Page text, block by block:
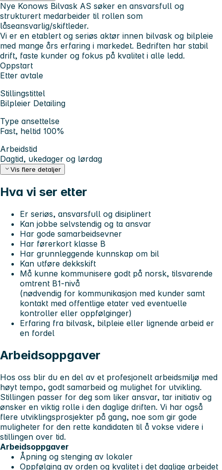
Nye Konows Bilvask AS søker en ansvarsfull og
strukturert medarbeider til rollen som
låseansvarlig/skiftleder.
Vi er en etablert og seriøs aktør innen bilvask og bilpleie
med mange års erfaring i markedet. Bedriften har stabil
drift, faste kunder og fokus på kvalitet i alle ledd.
Oppstart
Etter avtale
Stillingstittel
Bilpleier Detailing
Type ansettelse
Fast, heltid 100%
Arbeidstid
Dagtid, ukedager og lørdag
Vis flere detaljer
Hva vi ser etter
Er seriøs, ansvarsfull og disiplinert
Kan jobbe selvstendig og ta ansvar
Har gode samarbeidsevner
Har førerkort klasse B
Har grunnleggende kunnskap om bil
Kan utføre dekkskift
Må kunne kommunisere godt på norsk, tilsvarende
omtrent B1-nivå
(nødvendig for kommunikasjon med kunder samt
kontakt med offentlige etater ved eventuelle
kontroller eller oppfølginger)
Erfaring fra bilvask, bilpleie eller lignende arbeid er
en fordel
Arbeidsoppgaver
Hos oss blir du en del av et profesjonelt arbeidsmiljø med
høyt tempo, godt samarbeid og mulighet for utvikling.
Stillingen passer for deg som liker ansvar, tar initiativ og
ønsker en viktig rolle i den daglige driften. Vi har også
flere utviklingsprosjekter på gang, noe som gir gode
muligheter for den rette kandidaten til å vokse videre i
stillingen over tid.
Arbeidsoppgaver
Åpning og stenging av lokaler
Oppfølging av orden og kvalitet i det daglige arbeidet